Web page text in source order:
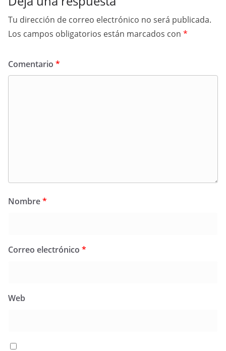
Tu dirección de correo electrónico no será publicada.
Los campos obligatorios están marcados con *
Comentario *
Nombre*
Correo electrónico *
Web